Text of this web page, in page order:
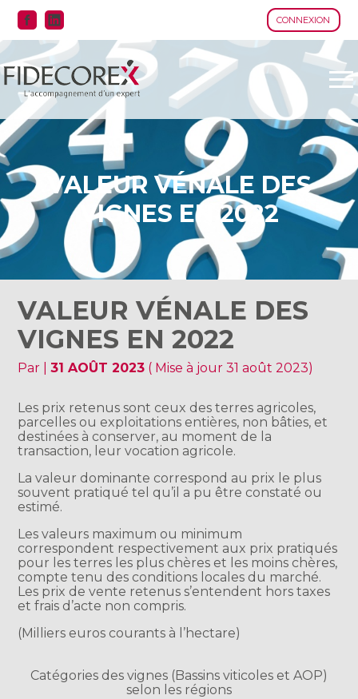
CONNEXION
Aller
contenu
VALEUR VÉNALE DES
VIGNES EN 2022
VALEUR VÉNALE DES
VIGNES EN 2022
Par |31 AOÛT 2023 ( Mise à jour 31 août 2023)
Les prix retenus sont ceux des terres agricoles,
parcelles ou exploitations entières, non bâties, et
destinées à conserver, au moment de la
transaction, leur vocation agricole.
La valeur dominante correspond au prix le plus
souvent pratiqué tel qu’il a pu être constaté ou
estimé.
Les valeurs maximum ou minimum
correspondent respectivement aux prix pratiqués
pour les terres les plus chères et les moins chères,
compte tenu des conditions locales du marché.
Les prix de vente retenus s’entendent hors taxes
et frais d’acte non compris.
(Milliers euros courants à l’hectare)
Catégories des vignes (Bassins viticoles et AOP)
selon les régions